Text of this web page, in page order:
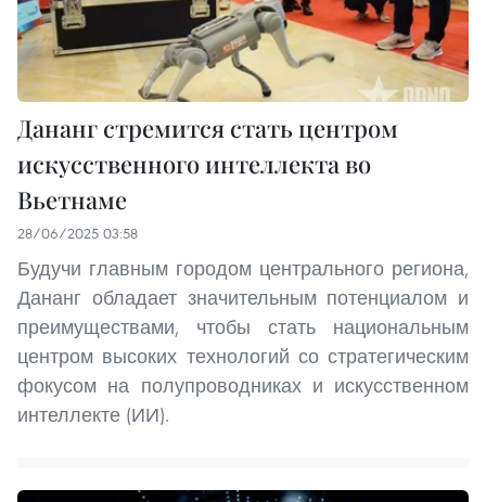
Дананг стремится стать центром
искусственного интеллекта во
Вьетнаме
28/06/2025 03:58
Будучи главным городом центрального региона,
Дананг обладает значительным потенциалом и
преимуществами, чтобы стать национальным
центром высоких технологий со стратегическим
фокусом на полупроводниках и искусственном
интеллекте (ИИ).